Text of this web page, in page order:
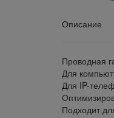
Описание
Проводная
Для
Для IP-
Подходит